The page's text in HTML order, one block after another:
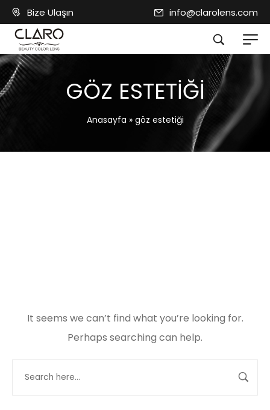
Bize Ulaşın info@clarolens.com
GÖZ ESTETIĞI
Anasayfa » göz estetiği
It seems we can’t find what you’re looking for.
Perhaps searching can help.